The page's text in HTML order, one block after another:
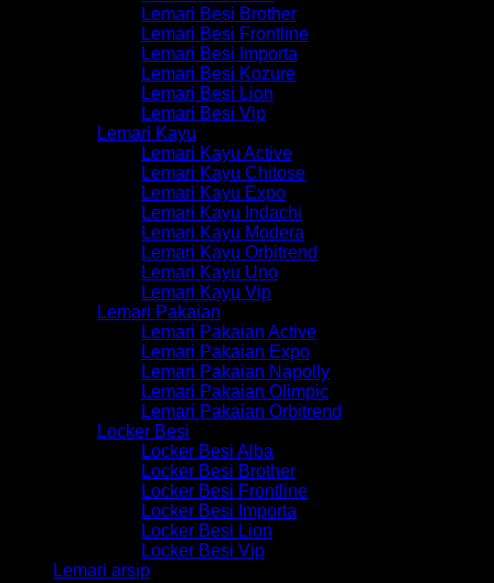
Lemari Besi Brother
Lemari Besi Frontline
Lemari Besi Importa
Lemari Besi Kozure
Lemari Besi Lion
Lemari Besi Vip
Lemari Kayu
Lemari Kayu Active
Lemari Kayu Chitose
Lemari Kayu Expo
Lemari Kayu Indachi
Lemari Kayu Modera
Lemari Kayu Orbitrend
Lemari Kayu Uno
Lemari Kayu Vip
Lemari Pakaian
Lemari Pakaian Active
Lemari Pakaian Expo
Lemari Pakaian Napolly
Lemari Pakaian Olimpic
Lemari Pakaian Orbitrend
Locker Besi
Locker Besi Alba
Locker Besi Brother
Locker Besi Frontline
Locker Besi Importa
Locker Besi Lion
Locker Besi Vip
Lemari arsip